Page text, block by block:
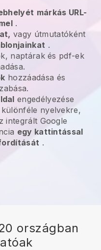
márkás URL-
.
vagy útmutatóként
.
naptárak és pdf-ek
hozzáadása és
engedélyezése
nyelvekre,
integrált Google
egy kattintással
.
országban